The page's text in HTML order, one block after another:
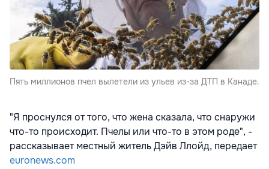
Пять миллионов пчел вылетели из ульев из-за ДТП в Канаде.
"Я проснулся от того, что жена сказала, что снаружи
что-то происходит. Пчелы или что-то в этом роде", -
рассказывает местный житель Дэйв Ллойд, передает
euronews.com